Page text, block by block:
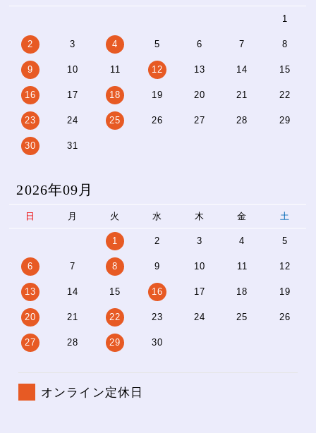
1
2 3 4 5 6 7 8
9 10 11 12 13 14 15
16 17 18 19 20 21 22
23 24 25 26 27 28 29
30 31
2026年09月
日 月 火 水 木 金 土
1 2 3 4 5
6 7 8 9 10 11 12
13 14 15 16 17 18 19
20 21 22 23 24 25 26
27 28 29 30
オンライン定休日